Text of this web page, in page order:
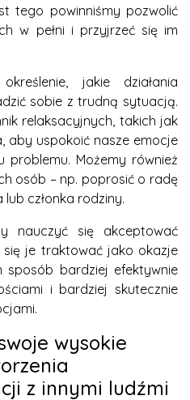
tego powinniśmy pozwolić
w pełni i przyjrzeć się im
jakie działania
sobie z trudną sytuacją.
relaksacyjnych, takich jak
aby uspokoić nasze emocje
problemu. Możemy również
osób – np. poprosić o radę
członka rodziny.
nauczyć się akceptować
je traktować jako okazje
bardziej efektywnie
i bardziej skutecznie
wysokie
z innymi ludźmi